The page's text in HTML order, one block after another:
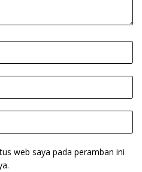
web saya pada peramban ini